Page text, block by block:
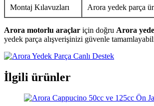
Montaj Kılavuzları Arora yedek parça
Arora motorlu araçlar için doğru Arora
yedek parça alışverişinizi güvenle
İlgili ürünler